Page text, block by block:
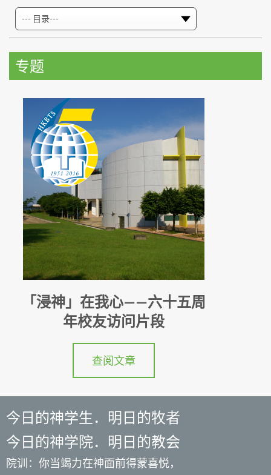
专题
「浸神」在我心——六十五周
年校友访问片段
查阅文章
今日的神学生．明日的牧者
今日的神学院．明日的教会
院训：你当竭力在神面前得蒙喜悦，